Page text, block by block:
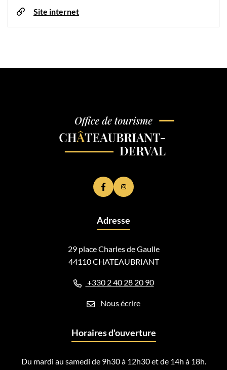
Site internet
Lien vers le compte Facebook
Lien vers le compte Instagram
Adresse
29 place Charles de Gaulle
44110 CHATEAUBRIANT
+330 2 40 28 20 90
Nous écrire
Horaires d'ouverture
Du mardi au samedi de 9h30 à 12h30 et de 14h à 18h.